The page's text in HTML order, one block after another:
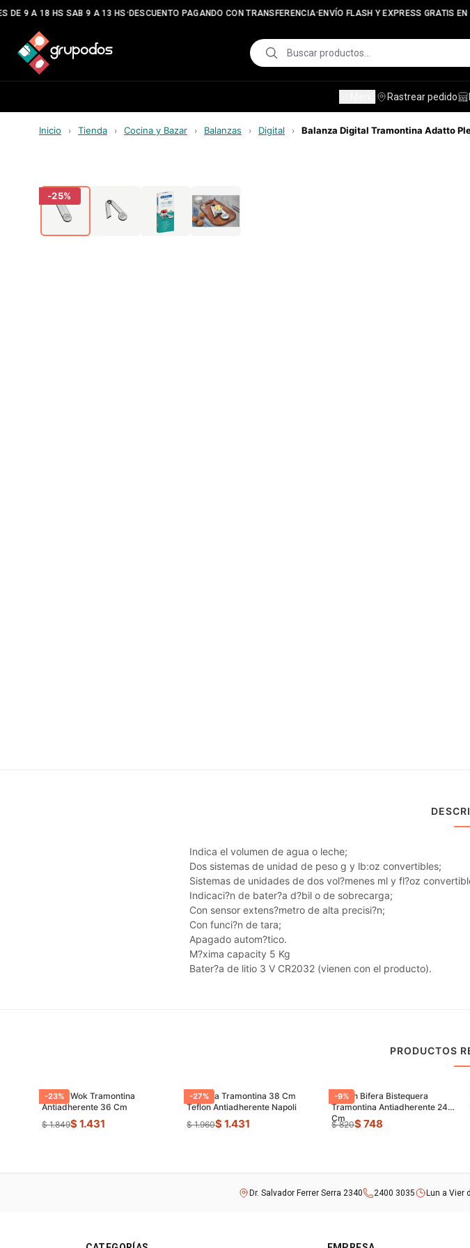
DE 9 A 18 HS SAB 9 A 13 HS•DESCUENTO PAGANDO CON TRANSFERENCIA•ENVÍO FLASH Y EXPRESS GRATIS EN
Rastrear pedido
Inicio › Tienda › Cocina y Bazar › Balanzas › Digital › Balanza Digital Tramontina Adatto
-25%
Indica el volumen de agua o leche;
Dos sistemas de unidad de peso g y lb:oz convertibles;
Sistemas de unidades de dos vol?menes ml y fl?oz
Indicaci?n de bater?a d?bil o de sobrecarga;
Con sensor extens?metro de alta precisi?n;
Con funci?n de tara;
Apagado autom?tico.
M?xima capacity 5 Kg
Bater?a de litio 3 V CR2032 (vienen con el producto).
PRODUCTOS
-23%
Sarten Wok Tramontina
Antiadherente 36 Cm
$ 1.849$ 1.431
-27%
Paellera Tramontina 38 Cm
Teflon Antiadherente Napoli
$ 1.960$ 1.431
-9%
Sarten Bifera Bistequera
Tramontina Antiadherente 24
Cm
$ 820$ 748
Dr. Salvador Ferrer Serra 2340 2400 3035 Lun a Vier